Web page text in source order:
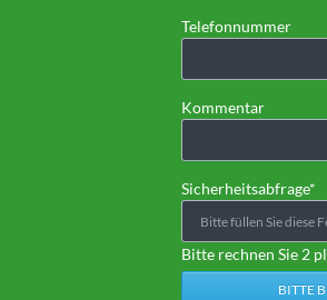
Telefonnummer
Kommentar
Pflichtfeld
Sicherheitsabfrage*
Bitte rechnen Sie 2